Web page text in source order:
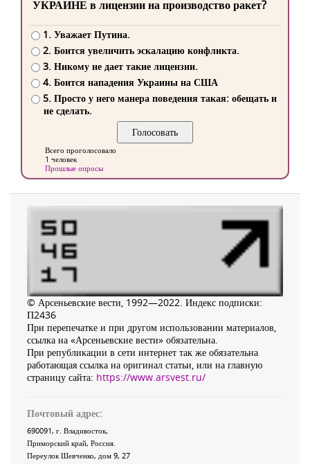
УКРАИНЕ в лицензии на производство ракет?
1. Уважает Путина.
2. Боится увеличить эскалацию конфликта.
3. Никому не дает такие лицензии.
4. Боится нападения Украины на США
5. Просто у него манера поведения такая: обещать и
не сделать.
Всего проголосовало
1 человек
Прошлые опросы
© Арсеньевские вести, 1992—2022. Индекс подписки:
П2436
При перепечатке и при другом использовании материалов,
ссылка на «Арсеньевские вести» обязательна.
При републикации в сети интернет так же обязательна
работающая ссылка на оригинал статьи, или на главную
страницу сайта: https://www.arsvest.ru/
Почтовый адрес:
690091, г. Владивосток,
Приморский край, Россия
Переулок Шевченко, дом 9, 27